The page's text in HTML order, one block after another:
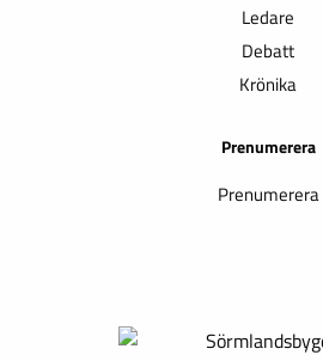
Ledare
Debatt
Krönika
Prenumerera
Prenumerera